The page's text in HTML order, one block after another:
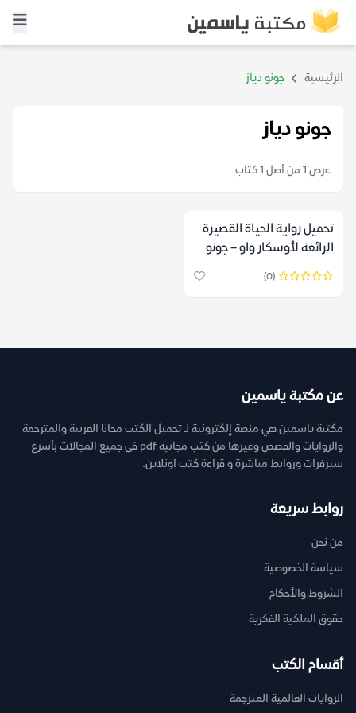
الرئيسية جونو دياز
جونو دياز
عرض 1 من أصل 1 كتاب
تحميل رواية الحياة القصيرة
الرائعة لأوسكار واو – جونو
دياز
(0)
عن مكتبة ياسمين
مكتبة ياسمين هي منصة إلكترونية لـ تحميل الكتب مجانا العربية والمترجمة
والروايات والقصص وغيرها من كتب مجانية pdf فى جميع المجالات بأسرع
سيرفرات وروابط مباشرة و قراءة كتب اونلاين.
روابط سريعة
من نحن
سياسة الخصوصية
الشروط والأحكام
حقوق الملكية الفكرية
أقسام الكتب
الروايات العالمية المترجمة